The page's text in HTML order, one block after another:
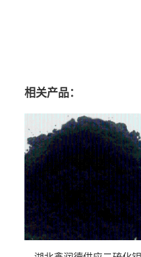
相关产品：